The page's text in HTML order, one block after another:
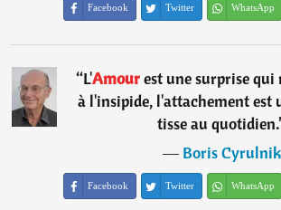
Facebook Twitter WhatsApp
“L'Amourest une surprise qui
à l'insipide, l'attachement est
tisse au quotidien.
―Boris Cyrulnik
Facebook Twitter WhatsApp